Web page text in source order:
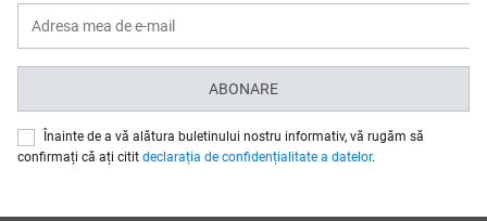
ABONARE
Înainte de a vă alătura buletinului nostru informativ, vă rugăm să
confirmați că ați citit declarația de confidențialitate a datelor.